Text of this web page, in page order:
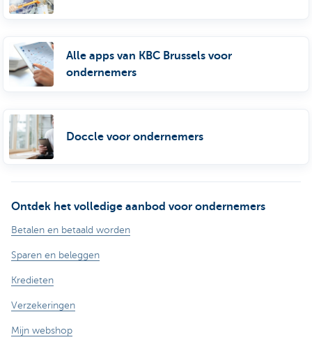
Alle apps van KBC Brussels voor
ondernemers
Doccle voor ondernemers
Ontdek het volledige aanbod voor ondernemers
Betalen en betaald worden
Sparen en beleggen
Kredieten
Verzekeringen
Mijn webshop